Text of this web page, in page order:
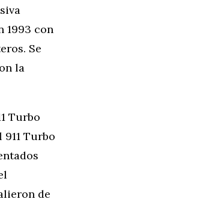
1993 con
Se
la
Turbo
Turbo
de